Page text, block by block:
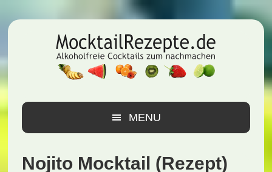
Hauptnavigation
Inhalt
Seitenspalte
MENU
Nojito Mocktail (Rezept)